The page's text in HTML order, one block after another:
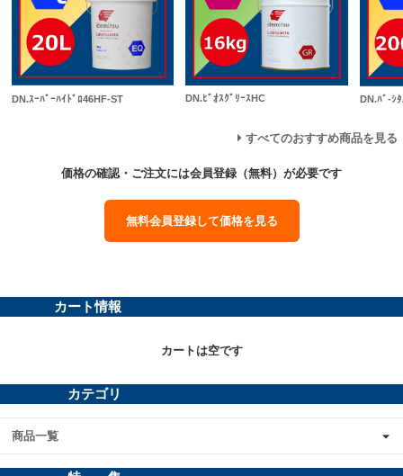
DN.ｽｰﾊﾟｰﾊｲﾄﾞﾛ46HF-ST DN.ﾋﾞｵｽｸﾞﾘｰｽHC DN.ﾊﾞ-ｼ
すべてのおすすめ商品を見る
価格の確認・ご注文には会員登録（無料）が必要です
無料会員登録して価格を見る
カート情報
カートは空です
カテゴリ
商品一覧